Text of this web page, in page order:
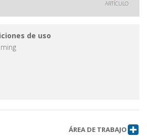
ARTÍCULO
de uso
ÁREA DE TRABAJO